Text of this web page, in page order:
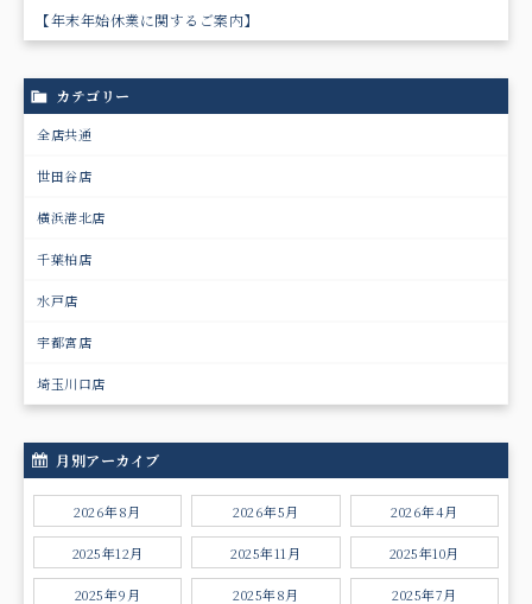
【年末年始休業に関するご案内】
カテゴリー
全店共通
世田谷店
横浜港北店
千葉柏店
水戸店
宇都宮店
埼玉川口店
月別アーカイブ
2026年8月 2026年5月 2026年4月
2025年12月 2025年11月 2025年10月
2025年9月 2025年8月 2025年7月